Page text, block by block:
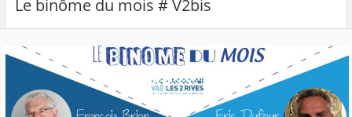
Le binôme du mois # V2bis